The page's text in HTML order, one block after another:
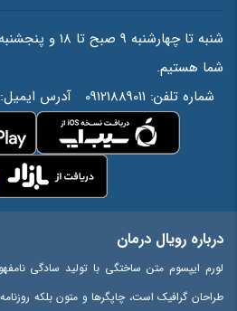
شما هستیم.
شماره تلفن: 09121889011 آدرس ایمیل:
درباره رویال درمان
لورم ایپسوم متن ساختگی با تولید سادگی
طراحان گرافیک است، چاپگرها و متون بلکه